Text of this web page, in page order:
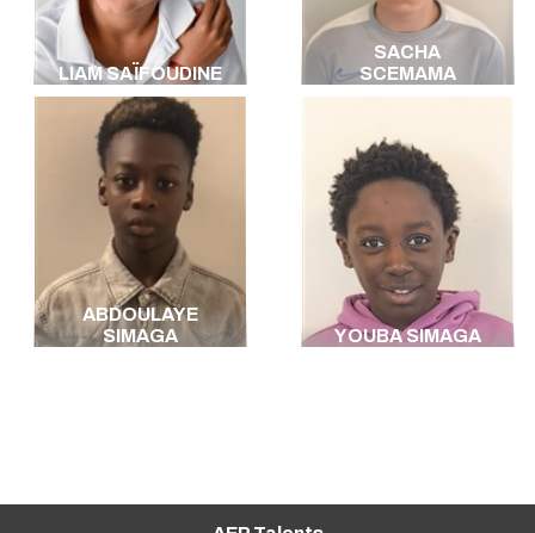
LIAM SAÏFOUDINE
SACHA
SCEMAMA
ABDOULAYE
SIMAGA
YOUBA SIMAGA